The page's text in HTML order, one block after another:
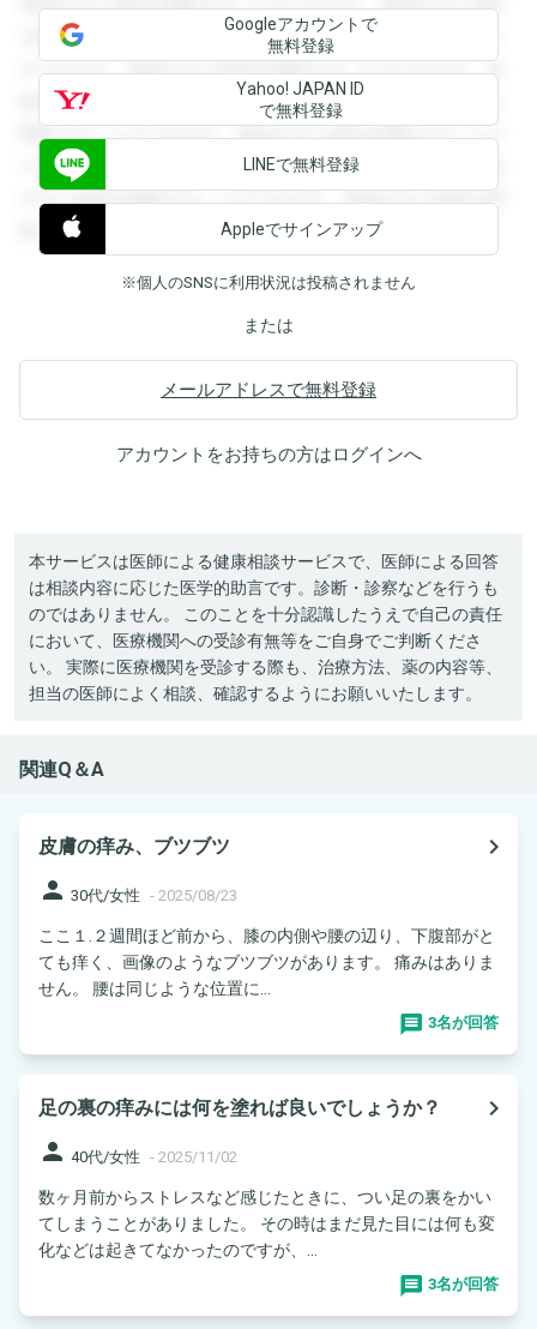
登録すると回答を閲覧することができます。登録すると回答
を閲覧することができます。登録すると回答を閲覧すること
ができます。登録すると回答を閲覧することができます。登
録すると回答を閲覧することができます。登録すると回答を
閲覧することができます。登録すると回答を閲覧することが
できます。登録すると回答を閲覧することができます。登録
すると回答を閲覧することができます。登録すると回答を閲
覧することができます。
Googleアカウントで
無料登録
Yahoo! JAPAN ID
で無料登録
LINEで無料登録
Appleでサインアップ
※個人のSNSに利用状況は投稿されません
または
メールアドレスで無料登録
アカウントをお持ちの方はログインへ
本サービスは医師による健康相談サービスで、医師による回答
は相談内容に応じた医学的助言です。診断・診察などを行うも
のではありません。 このことを十分認識したうえで自己の責任
において、医療機関への受診有無等をご自身でご判断くださ
い。 実際に医療機関を受診する際も、治療方法、薬の内容等、
担当の医師によく相談、確認するようにお願いいたします。
関連Q＆A
皮膚の痒み、ブツブツ
navigate_next
person 30代/女性 - 2025/08/23
ここ１.２週間ほど前から、膝の内側や腰の辺り、下腹部がと
ても痒く、画像のようなブツブツがあります。 痛みはありま
せん。 腰は同じような位置に...
3名が回答
足の裏の痒みには何を塗れば良いでしょうか？
navigate_next
person 40代/女性 - 2025/11/02
数ヶ月前からストレスなど感じたときに、つい足の裏をかい
てしまうことがありました。 その時はまだ見た目には何も変
化などは起きてなかったのですが、...
3名が回答